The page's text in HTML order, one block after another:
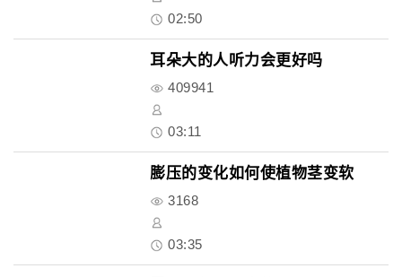
02:50
耳朵大的人听力会更好吗
409941
03:11
膨压的变化如何使植物茎变软
3168
03:35